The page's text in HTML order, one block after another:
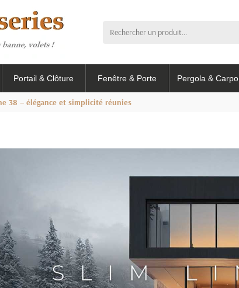
Portail & Clôture Fenêtre & Porte Pergola &
38 – élégance et simplicité réunies